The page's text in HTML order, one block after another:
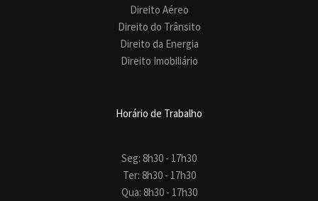
Direito Aéreo
Direito do Trânsito
Direito da Energia
Direito Imobiliário
Horário de Trabalho
Seg: 8h30 - 17h30
Ter: 8h30 - 17h30
Qua: 8h30 - 17h30